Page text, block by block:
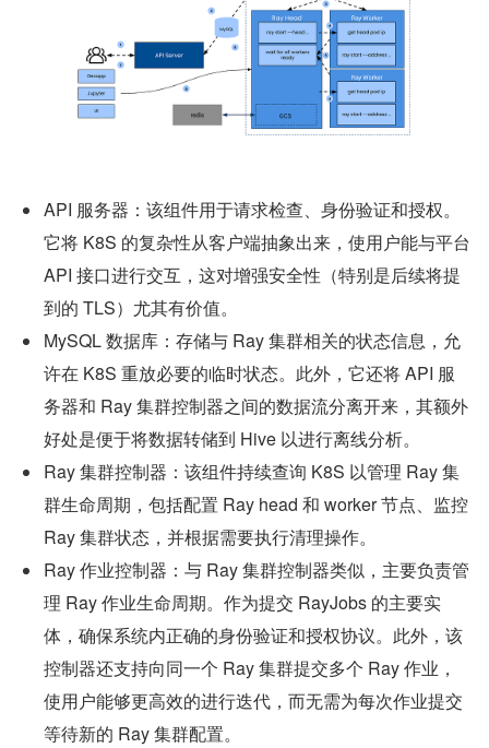
API 服务器：该组件用于请求检查、身份验证和授权。
它将 K8S 的复杂性从客户端抽象出来，使用户能与平台
API 接口进行交互，这对增强安全性（特别是后续将提
到的 TLS）尤其有价值。
MySQL 数据库：存储与 Ray 集群相关的状态信息，允
许在 K8S 重放必要的临时状态。此外，它还将 API 服
务器和 Ray 集群控制器之间的数据流分离开来，其额外
好处是便于将数据转储到 Hive 以进行离线分析。
Ray 集群控制器：该组件持续查询 K8S 以管理 Ray 集
群生命周期，包括配置 Ray head 和 worker 节点、监控
Ray 集群状态，并根据需要执行清理操作。
Ray 作业控制器：与 Ray 集群控制器类似，主要负责管
理 Ray 作业生命周期。作为提交 RayJobs 的主要实
体，确保系统内正确的身份验证和授权协议。此外，该
控制器还支持向同一个 Ray 集群提交多个 Ray 作业，
使用户能够更高效的进行迭代，而无需为每次作业提交
等待新的 Ray 集群配置。